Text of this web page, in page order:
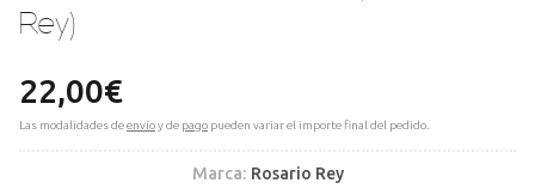
Rey)
22,00€
Las modalidades deenvíoy de pago pueden variar el importe final del pedido.
Marca: Rosario Rey